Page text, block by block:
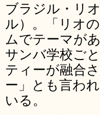
ブラジル・リ
ル）。「リオ
ムでテーマが
サンバ学校ご
ティーが融合
ー」とも言わ
いる。